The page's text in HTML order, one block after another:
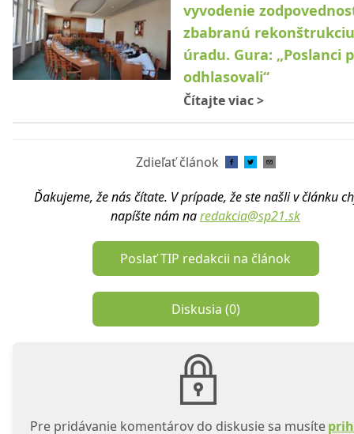
vyvodenie
zbabranú rekonštrukciu
úradu. Gura: „Poslanci
odhlasovali“
Čítajte viac>
Zdieľať článok
Ďakujeme, že nás čítate. V prípade, že ste našli v článku
napíšte nám naredakcia@sp21.sk
Poslať TIP redakcii na článok
Diskusia (0)
Pre pridávanie komentárov do diskusie sa musíte